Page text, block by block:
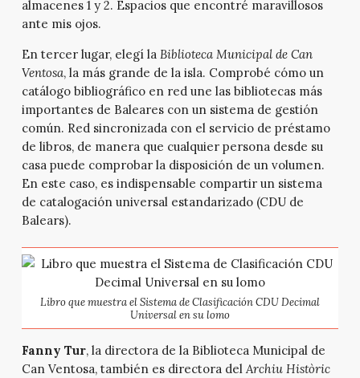
almacenes 1 y 2. Espacios que encontré maravillosos
ante mis ojos.
En tercer lugar, elegí la Biblioteca Municipal de Can
Ventosa, la más grande de la isla. Comprobé cómo un
catálogo bibliográfico en red une las bibliotecas más
importantes de Baleares con un sistema de gestión
común. Red sincronizada con el servicio de préstamo
de libros, de manera que cualquier persona desde su
casa puede comprobar la disposición de un volumen.
En este caso, es indispensable compartir un sistema
de catalogación universal estandarizado (CDU de
Balears).
Libro que muestra el Sistema de Clasificación CDU Decimal
Universal en su lomo
Fanny Tur, la directora de la Biblioteca Municipal de
Can Ventosa, también es directora delArchiu Històric